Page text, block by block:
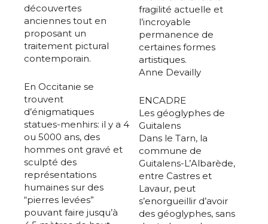
découvertes
anciennes tout en
proposant un
traitement pictural
contemporain.
En Occitanie se
trouvent
d’énigmatiques
statues-menhirs: il y a 4
ou 5000 ans, des
hommes ont gravé et
sculpté des
représentations
humaines sur des
“pierres levées”
pouvant faire jusqu’à
fragilité actuelle et
l’incroyable
permanence de
certaines formes
artistiques.
Anne Devailly
ENCADRE
Les géoglyphes de
Guitalens
Dans le Tarn, la
commune de
Guitalens-L’Albarède,
entre Castres et
Lavaur, peut
s’enorgueillir d’avoir
des géoglyphes, sans